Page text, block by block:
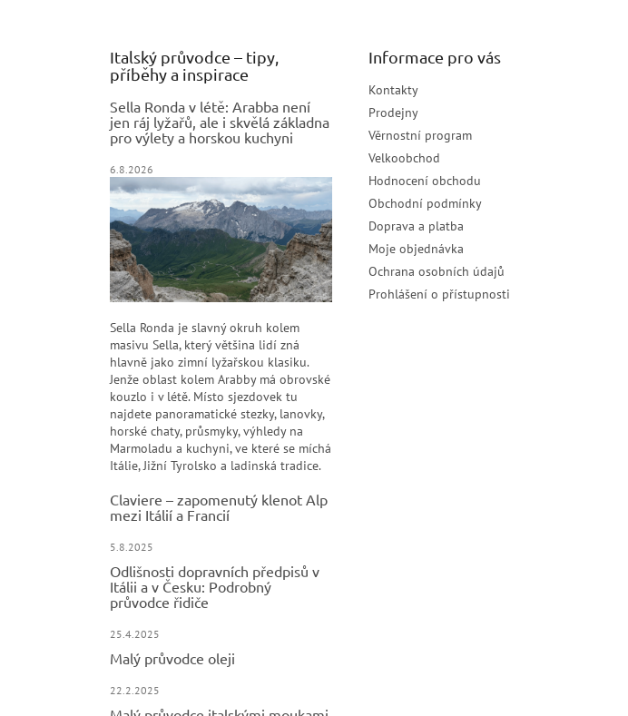
Italský průvodce – tipy,
příběhy a inspirace
Sella Ronda v létě: Arabba není
jen ráj lyžařů, ale i skvělá základna
pro výlety a horskou kuchyni
6.8.2026
Sella Ronda je slavný okruh kolem
masivu Sella, který většina lidí zná
hlavně jako zimní lyžařskou klasiku.
Jenže oblast kolem Arabby má obrovské
kouzlo i v létě. Místo sjezdovek tu
najdete panoramatické stezky, lanovky,
horské chaty, průsmyky, výhledy na
Marmoladu a kuchyni, ve které se míchá
Itálie, Jižní Tyrolsko a ladinská tradice.
Claviere – zapomenutý klenot Alp
mezi Itálií a Francií
5.8.2025
Odlišnosti dopravních předpisů v
Itálii a v Česku: Podrobný
průvodce řidiče
25.4.2025
Malý průvodce oleji
22.2.2025
Informace pro vás
Kontakty
Prodejny
Věrnostní program
Velkoobchod
Hodnocení obchodu
Obchodní podmínky
Doprava a platba
Moje objednávka
Ochrana osobních údajů
Prohlášení o přístupnosti